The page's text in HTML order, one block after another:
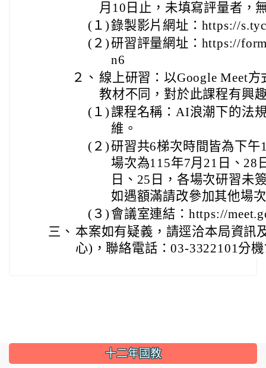
月10日止，未填寫評量者，
(１)錄製影片網址：https://
(２)研習評量網址：https://
n6
２、 線上研習：以Google Meet
教材不同，對於此課程有興
(１)課程名稱：AI浪潮下的法
維。
(２)研習共6梯次時間皆為下午
場次為115年7月21日、28
日、25日，各場次研習未
如遇額滿請改參加其他場
(３) 會議室連結：https://
三、 本案如有疑義，請逕洽本局資訊
心)，聯絡電話：03-3322101分
::: 十二年國教